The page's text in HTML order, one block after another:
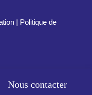
| Politique de
Nous contacter